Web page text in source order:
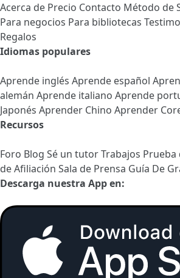
Acerca de Precio Contacto Método de
Para negocios Para bibliotecas
Regalos
Idiomas populares
Aprende inglés Aprende español
alemán Aprende italiano Aprende
Japonés Aprender Chino Aprender
Recursos
Foro Blog Sé un tutorTrabajos Prueba
de Afiliación Sala de Prensa Guía De
Descarga nuestra App en: